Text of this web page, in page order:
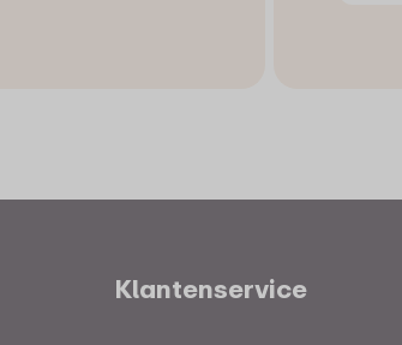
Klantenservice